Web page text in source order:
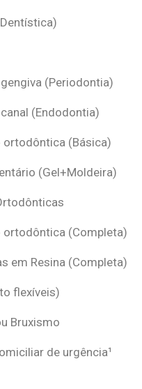
(Periodontia)
(Endodontia)
ortodôntica (Básica)
(Gel+Moldeira)
ortodôntica (Completa)
em Resina (Completa)
flexíveis)
Bruxismo
de urgência¹